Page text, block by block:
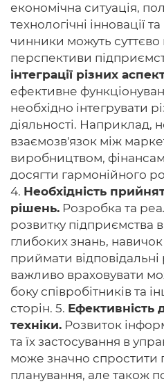
економічна ситуація,
технологічні інновації
чинники можуть суттєво
перспективи
інтеграції різних
ефективне
необхідно інтегрувати
діяльності. Наприклад,
взаємозв'язок між
виробництвом,
досягти гармонійного
4. Необхідність
рішень. Розробка та
розвитку підприємства
глибоких знань, навичок
приймати
важливо враховувати
боку співробітників та
сторін. 5. Ефективність
техніки. Розвиток
та їх застосування в
може значно спростити
планування, але також